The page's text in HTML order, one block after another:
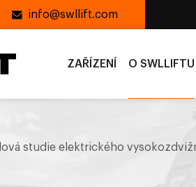
info@swllift.com
ZAŘÍZENÍ O SWLLIFTU
studie elektrického